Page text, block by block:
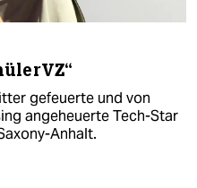
gefeuerte und von
angeheuerte Tech-Star
Anhalt.